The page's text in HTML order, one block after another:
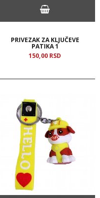
PRIVEZAK ZA KLJUČEVE
PATIKA 1
150,00 RSD